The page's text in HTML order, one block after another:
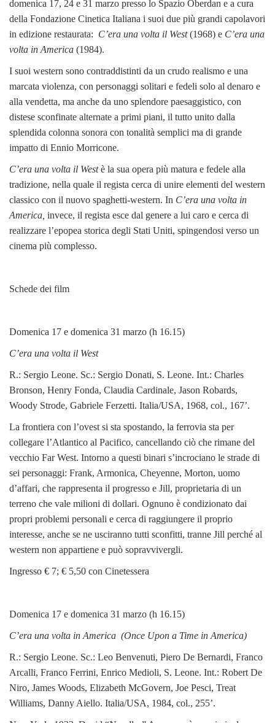
domenica 17, 24 e 31 marzo presso lo Spazio Oberdan e a cura
della Fondazione Cinetica Italiana i suoi due più grandi capolavori
in edizione restaurata: C’era una volta il West(1968) e C’era una
volta in America (1984).
I suoi western sono contraddistinti da un crudo realismo e una
marcata violenza, con personaggi solitari e fedeli solo al denaro e
alla vendetta, ma anche da uno splendore paesaggistico, con
distese sconfinate alternate a primi piani, il tutto unito dalla
splendida colonna sonora con tonalità semplici ma di grande
impatto di Ennio Morricone.
C’era una volta il Westè la sua opera più matura e fedele alla
tradizione, nella quale il regista cerca di unire elementi del western
classico con il nuovo spaghetti-western. In C’era una volta in
America, invece, il regista esce dal genere a lui caro e cerca di
realizzare l’epopea storica degli Stati Uniti, spingendosi verso un
cinema più complesso.
Schede dei film
Domenica 17 e domenica 31 marzo (h 16.15)
C’era una volta il West
R.: Sergio Leone. Sc.: Sergio Donati, S. Leone. Int.: Charles
Bronson, Henry Fonda, Claudia Cardinale, Jason Robards,
Woody Strode, Gabriele Ferzetti. Italia/USA, 1968, col., 167’.
La frontiera con l’ovest si sta spostando, la ferrovia sta per
collegare l’Atlantico al Pacifico, cancellando ciò che rimane del
vecchio Far West. Intorno a questi binari s’incrociano le strade di
sei personaggi: Frank, Armonica, Cheyenne, Morton, uomo
d’affari, che rappresenta il progresso e Jill, proprietaria di un
terreno che vale milioni di dollari. Ognuno è condizionato dai
propri problemi personali e cerca di raggiungere il proprio
interesse, anche se ne usciranno tutti sconfitti, tranne Jill perché al
western non appartiene e può sopravvivergli.
Ingresso € 7; € 5,50 con Cinetessera
Domenica 17 e domenica 31 marzo (h 16.15)
C’era una volta in America (Once Upon a Time in America)
R.: Sergio Leone. Sc.: Leo Benvenuti, Piero De Bernardi, Franco
Arcalli, Franco Ferrini, Enrico Medioli, S. Leone. Int.: Robert De
Niro, James Woods, Elizabeth McGovern, Joe Pesci, Treat
Williams, Danny Aiello. Italia/USA, 1984, col., 255’.